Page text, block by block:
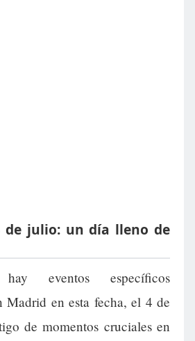
de julio: un día lleno de
eventos específicos
Madrid en esta fecha, el 4 de
de momentos cruciales en